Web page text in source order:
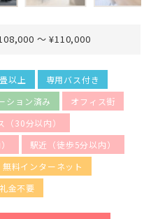
～ ¥110,000
以上
専用バス付き
ション済み
オフィス街
（30分以内）
駅近（徒歩5分以内）
無料インターネット
金不要